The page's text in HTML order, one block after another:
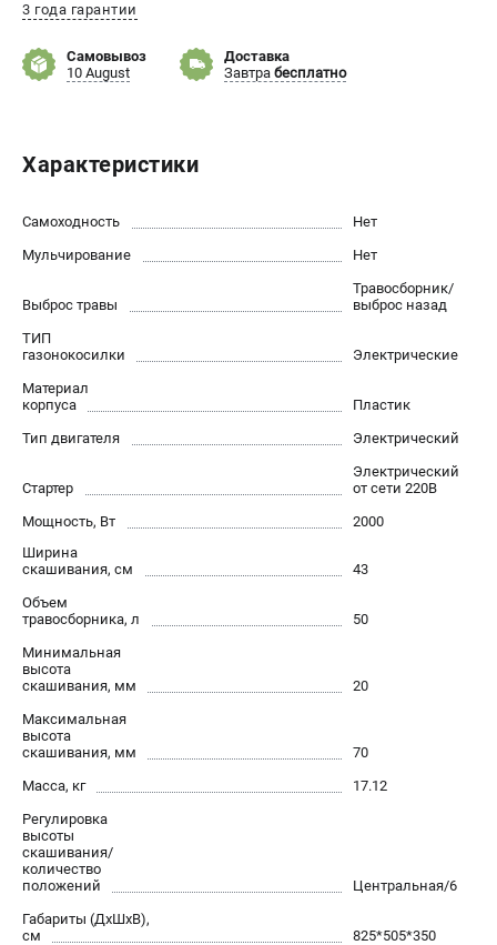
ИНФОРМАЦИЯ
О компании
Новости
Пользовательское соглашение
Газонокосилки
Принадлежности и аксессуары
Расходные материалы
Садовые райдеры
Средства защиты
+7 (812) 615-80-17
Информация размещённая на сайте не является публичной
проспект Александровской Фермы, 29АЛ
Режим работы колл-центра:
вс - выходной
3 года гарантии
Самовывоз
10 August
Доставка
Завтра бесплатно
Характеристики
Самоходность
Нет
Мульчирование
Нет
Выброс травы
Травосборник/
выброс назад
ТИП
газонокосилки
Электрические
Материал
корпуса
Пластик
Тип двигателя
Электрический
Стартер
Электрический
от сети 220В
Мощность, Вт
2000
Ширина
скашивания, см
43
Объем
травосборника, л
50
Минимальная
высота
скашивания, мм
20
Максимальная
высота
скашивания, мм
70
Масса, кг
17.12
Регулировка
высоты
скашивания/
количество
положений
Центральная/6
Габариты (ДхШхВ),
см
825*505*350